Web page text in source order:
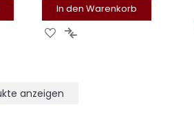
In den Warenkorb
ZURZUR
anzeigen